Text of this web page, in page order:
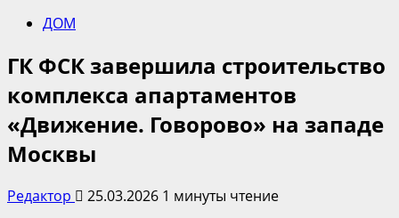
ДОМ
ГК ФСК завершила строительство
комплекса апартаментов
«Движение. Говорово» на западе
Москвы
Редактор 25.03.2026 1 минуты чтение